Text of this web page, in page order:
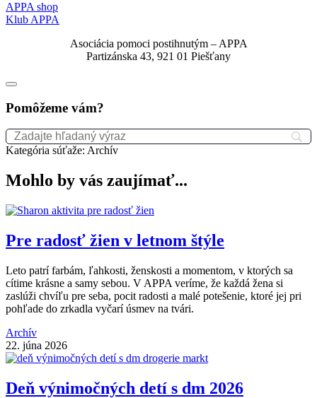
APPA shop
Klub APPA
Asociácia pomoci postihnutým – APPA
Partizánska 43, 921 01 Piešťany
Pomôžeme vám?
Kategória súťaže: Archív
Mohlo by vás zaujímať...
Pre radosť žien v letnom štýle
Leto patrí farbám, ľahkosti, ženskosti a momentom, v ktorých sa
cítime krásne a samy sebou. V APPA veríme, že každá žena si
zaslúži chvíľu pre seba, pocit radosti a malé potešenie, ktoré jej pri
pohľade do zrkadla vyčarí úsmev na tvári.
Archív
22. júna 2026
Deň výnimočných detí s dm 2026